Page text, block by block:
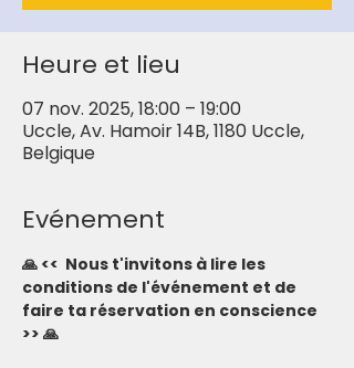
Heure et lieu
07 nov. 2025, 18:00 – 19:00
Uccle, Av. Hamoir 14B, 1180 Uccle,
Belgique
Evénement
🙏 <<  Nous t'invitons à lire les
conditions de l'événement et de
faire ta réservation en conscience
>> 🙏